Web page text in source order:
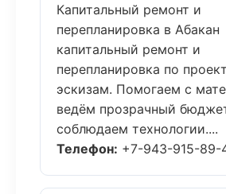
Капитальный ремонт и
перепланировка в Абакан
капитальный ремонт и
перепланировка по
эскизам. Помогаем с
ведём прозрачный
соблюдаем технологии....
Телефон: +7-943-915-89-